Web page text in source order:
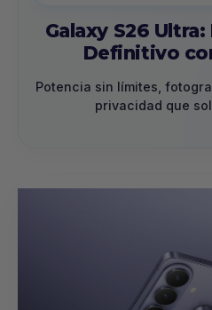
Galaxy S26
Definitivo
Potencia sin límites,
privacidad que